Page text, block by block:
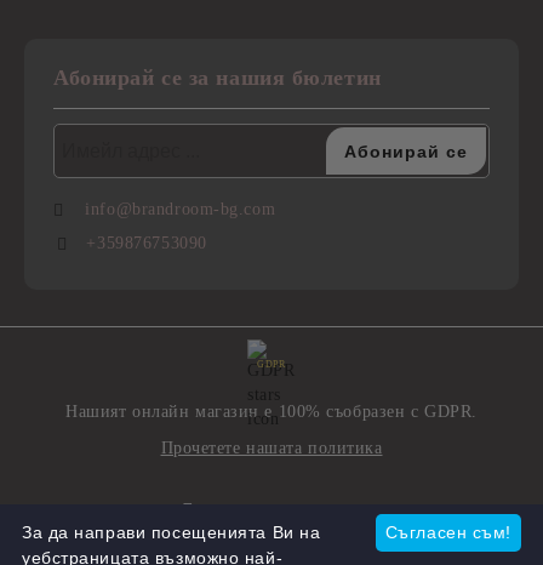
Абонирай се за нашия бюлетин
info@brandroom-bg.com
+359876753090
GDPR
Нашият онлайн магазин е 100% съобразен с GDPR.
Прочетете нашата политика
Съгласен съм!
За да направи посещенията Ви на
уебстраницата възможно най-